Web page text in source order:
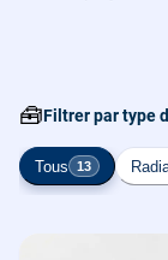
🧰Filtrer par type
Tous 13